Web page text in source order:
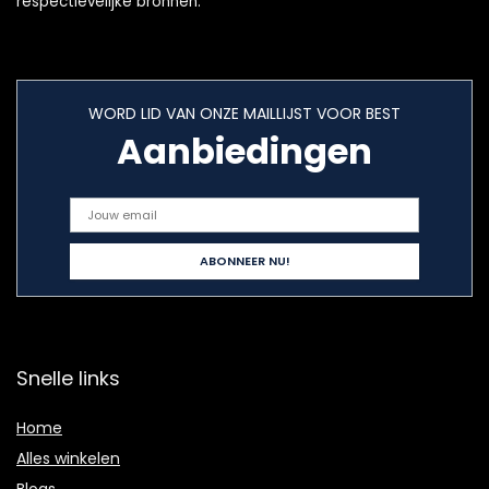
WORD LID VAN ONZE MAILLIJST VOOR BEST
Aanbiedingen
Snelle links
Home
Alles winkelen